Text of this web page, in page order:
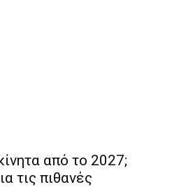
από το 2027;
τις πιθανές